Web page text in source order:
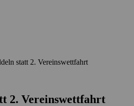
statt 2. Vereinswettfahrt
2. Vereinswettfahrt